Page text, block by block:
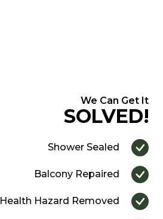
We Can Get It
SOLVED!
Shower Sealed
Balcony Repaired
Health Hazard Removed